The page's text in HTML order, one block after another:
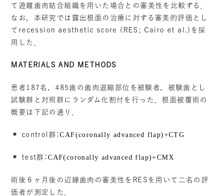
予防歯科
VIEW MORE
ホワイトニング
VIEW MORE
て遊離歯肉結合組織を用いた場合との審美性を比較する．
なお，本研究では露出根面の治療に対する審美的評価とし
てrecession aesthetic score (RES; Cairo et al.)を採
用した．
MATERIALS AND METHODS
患者187名，485歯の歯肉退縮部位を被験者，被験歯とし
試験群と対照群にランダム化割付を行った．根面被覆術の
概要は下記の通り．
control群：CAF(coronally advanced flap)+CTG
test群：CAF(coronally advanced flap)+CMX
術後６ヶ月後の辺縁歯肉の審美性をRESを用いて二名の評
価者が測定した．